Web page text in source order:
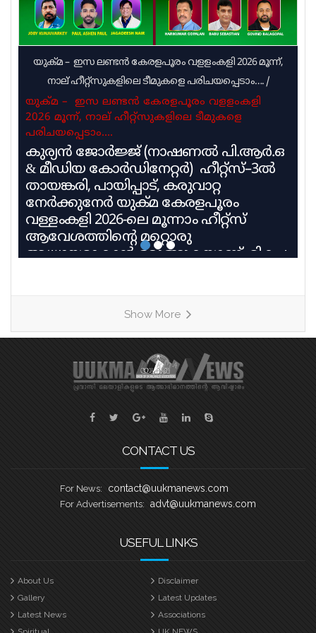
യുക്മ – ഇസ ലണ്ടൻ കേരളപൂരം വളളംകളി 2026 മൂന്ന്,
നാല് ഹീറ്റ്സുകളിലെ ടീമുകളെ പരിചയപ്പെടാം…. /
യുക്മ – ഇസ ലണ്ടൻ കേരളപൂരം വളളംകളി
2026 മൂന്ന്, നാല് ഹീറ്റ്സുകളിലെ ടീമുകളെ
പരിചയപ്പെടാം….
കുര്യൻ ജോർജ്ജ് (നാഷണൽ പി.ആർ.ഒ
& മീഡിയ കോർഡിനേറ്റർ) ഹീറ്റ്സ്–3ൽ
തായങ്കരി, പായിപ്പാട്, കരുവാറ്റ
നേർക്കുനേർ യുക്മ കേരളപൂരം
വള്ളംകളി 2026-ലെ മൂന്നാം ഹീറ്റ്സ്
ആവേശത്തിന്റെ മറ്റൊരു
അധ്യായമാകാൻ ഒരുങ്ങുകയാണ്. മികച്ച
ടീമുകളാണ് ഹീറ്റ്സ്–3ൽ നേർക്കുനേർ
എത്തുന്നത്. തായങ്കരി, പായിപ്പാട്,
കരുവാറ്റ എന്നീ ചരിത്രപ്രസിദ്ധമായ
ചുണ്ടൻവള്ളങ്ങളുടെ പേരിലാണ്
യുകെയിലെ പ്രമുഖ ബോട്ട് ക്ലബ്ബുകൾ
ശക്തി തെളിയിക്കാൻ എത്തുന്നത്.
ബാസറ്റ്ലോ
Show More
CONTACT US
For News: contact@uukmanews.com
For Advertisements: advt@uukmanews.com
USEFUL LINKS
About Us
Disclaimer
Gallery
Latest Updates
Latest News
Associations